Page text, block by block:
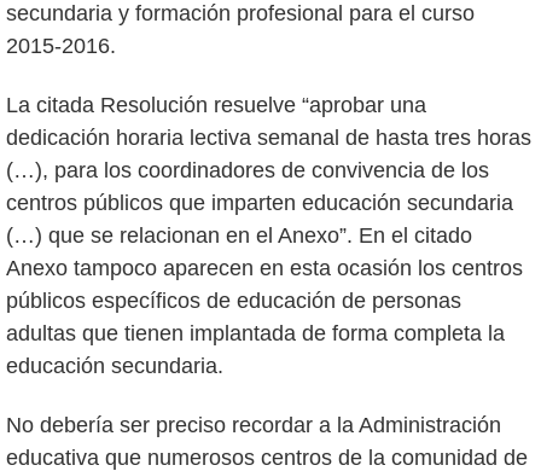
secundaria y formación profesional para el curso
2015-2016.
La citada Resolución resuelve “aprobar una
dedicación horaria lectiva semanal de hasta tres horas
(…), para los coordinadores de convivencia de los
centros públicos que imparten educación secundaria
(…) que se relacionan en el Anexo”. En el citado
Anexo tampoco aparecen en esta ocasión los centros
públicos específicos de educación de personas
adultas que tienen implantada de forma completa la
educación secundaria.
No debería ser preciso recordar a la Administración
educativa que numerosos centros de la comunidad de